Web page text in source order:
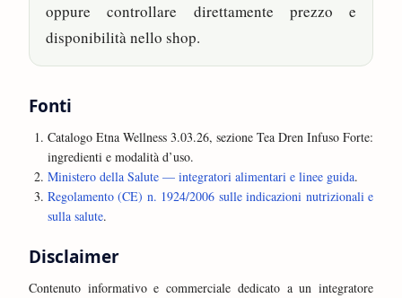
oppure controllare direttamente prezzo e
disponibilità nello shop.
Fonti
Catalogo Etna Wellness 3.03.26, sezione Tea Dren Infuso Forte:
ingredienti e modalità d’uso.
Ministero della Salute — integratori alimentari e linee guida.
Regolamento (CE) n. 1924/2006 sulle indicazioni nutrizionali e
sulla salute.
Disclaimer
Contenuto informativo e commerciale dedicato a un integratore